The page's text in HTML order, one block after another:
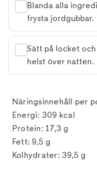
Blanda alla
frysta jordgubbar.
Sätt på locket
helst över natten.
Näringsinnehåll per
Energi: 309 kcal
Protein: 17,3 g
Fett: 9,5 g
Kolhydrater: 39,5 g